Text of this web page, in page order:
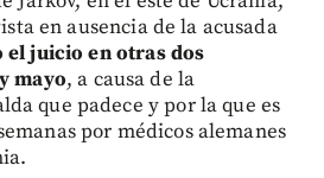
en ausencia de la acusada
el juicio en otras dos
mayo, a causa de la
que padece y por la que es
por médicos alemanes